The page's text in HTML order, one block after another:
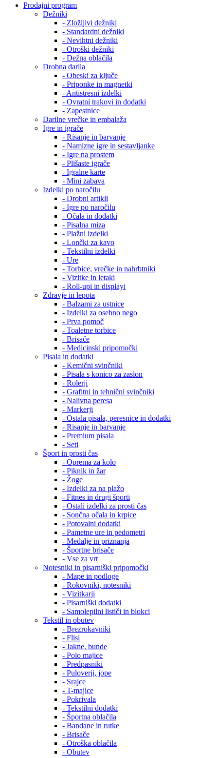
Prodajni program
Dežniki
- Zložljivi dežniki
- Standardni dežniki
- Nevihtni dežniki
- Otroški dežniki
- Dežna oblačila
Drobna darila
- Obeski za ključe
- Priponke in magnetki
- Antistresni izdelki
- Ovratni trakovi in dodatki
- Zapestnice
Darilne vrečke in embalaža
Igre in igrače
- Risanje in barvanje
- Namizne igre in sestavljanke
- Igre na prostem
- Plišaste igrače
- Igralne karte
- Mini zabava
Izdelki po naročilu
- Drobni artikli
- Igre po naročilu
- Očala in dodatki
- Pisalna miza
- Plažni izdelki
- Lončki za kavo
- Tekstilni izdelki
- Ure
- Torbice, vrečke in nahrbtniki
- Vizitke in letaki
- Roll-upi in displayi
Zdravje in lepota
- Balzami za ustnice
- Izdelki za osebno nego
- Prva pomoč
- Toaletne torbice
- Brisače
- Medicinski pripomočki
Pisala in dodatki
- Kemični svinčniki
- Pisala s konico za zaslon
- Rolerji
- Grafitni in tehnični svinčniki
- Nalivna peresa
- Markerji
- Ostala pisala, peresnice in dodatki
- Risanje in barvanje
- Premium pisala
- Seti
Šport in prosti čas
- Oprema za kolo
- Piknik in žar
- Žoge
- Izdelki za na plažo
- Fitnes in drugi športi
- Ostali izdelki za prosti čas
- Sončna očala in krpice
- Potovalni dodatki
- Pametne ure in pedometri
- Medalje in priznanja
- Športne brisače
- Vse za vrt
Notesniki in pisarniški pripomočki
- Mape in podloge
- Rokovniki, notesniki
- Vizitkarji
- Pisarniški dodatki
- Samolepilni lističi in blokci
Tekstil in obutev
- Brezrokavniki
- Flisi
- Jakne, bunde
- Polo majice
- Predpasniki
- Puloverji, jope
- Srajce
- T-majice
- Pokrivala
- Tekstilni dodatki
- Športna oblačila
- Bandane in rutke
- Brisače
- Otroška oblačila
- Obutev